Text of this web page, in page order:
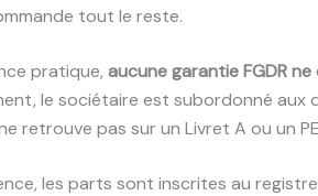
tout le reste.
pratique, aucune garantie FGDR
le sociétaire est subordonné aux
retrouve pas sur un Livret A ou un
les parts sont inscrites au